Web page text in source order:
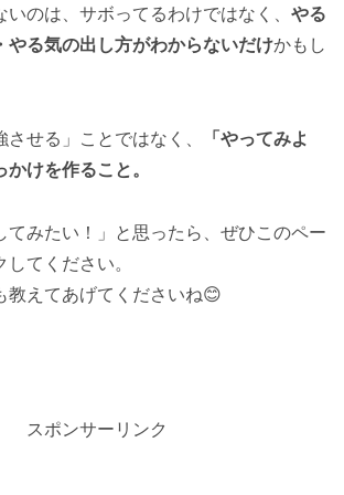
のは、サボってるわけではなく、 やる
やる気の出し方がわからないだけかもし
せる」ことではなく、
「やってみよ
けを作ること。
てみたい！」と思ったら、ぜひこのペー
てください。
教えてあげてくださいね😊
スポンサーリンク